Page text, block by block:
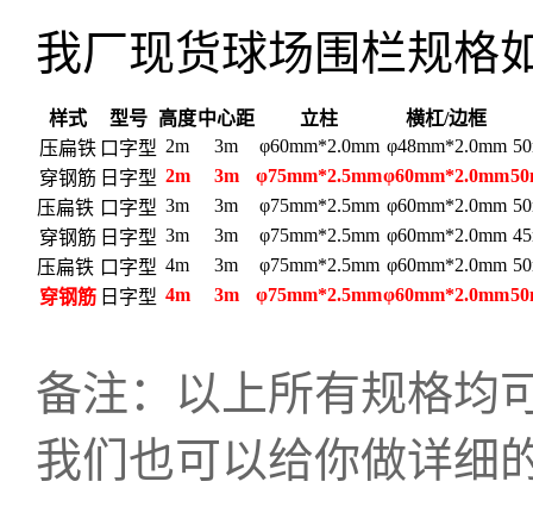
我厂现货球场围栏规格
样式 型号 高度中心距 立柱
横杠/边框
压扁铁 口字型 2m 3m φ60mm*2.0mm φ48mm*2.0mm
穿钢筋 日字型 2m 3m φ75mm*2.5mmφ60mm*2.0mm
压扁铁 口字型 3m 3m φ75mm*2.5mm φ60mm*2.0mm
穿钢筋 日字型 3m 3m φ75mm*2.5mm φ60mm*2.0mm
压扁铁 口字型 4m 3m φ75mm*2.5mm φ60mm*2.0mm
穿钢筋 日字型 4m 3m φ75mm*2.5mmφ60mm*2.0mm
备注：以上所有规格均
我们也可以给你做详细